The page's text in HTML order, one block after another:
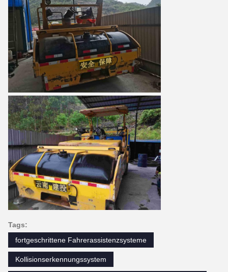
Tags:
fortgeschrittene Fahrerassistenzsysteme
Kollisionserkennungssystem